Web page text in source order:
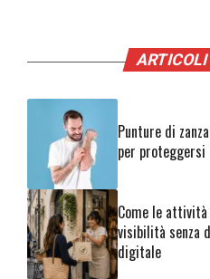
Punture di
per proteggersi
Come le
visibilità senza
digitale